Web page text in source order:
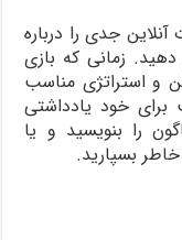
جدی را درباره
زمانی که بازی
و استراتژی مناسب
برای خود یادداشتی
را بنویسید و یا
بسپارید.